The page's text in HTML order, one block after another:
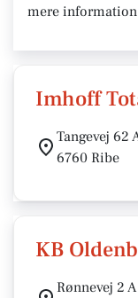
mere
Imhoff
Tangevej 62
6760 Ribe
KB
Rønnevej 2 A